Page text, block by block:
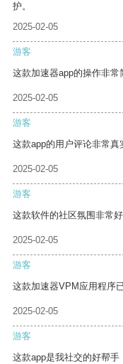
护。
2025-02-05
游客
这款加速器app的操作非常
2025-02-05
游客
这款app的用户评论非常真
2025-02-05
游客
这款软件的社区氛围非常
2025-02-05
游客
这款加速器VPM应用程序
2025-02-05
游客
这款app是我社交的好帮手